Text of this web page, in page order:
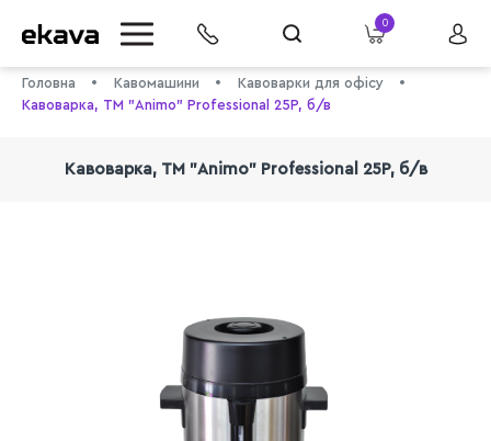
0
Головна Кавомашини
Кавоварки для офісу
Кавоварка, ТМ "Animo" Professional 25P, б/в
Кавоварка, ТМ "Animo" Professional 25P, б/в